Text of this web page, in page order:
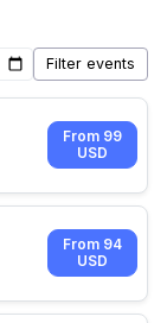
From 99
USD
From 94
USD